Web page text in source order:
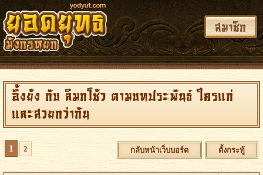
สมาชิก
อึ้งย้ง กับ ลีมกโช้ว ตามบทประพันธ์ ใครแก่
และสวยกว่ากัน
1 2 กลับหน้าเว็บบอร์ด ตั้งกระทู้